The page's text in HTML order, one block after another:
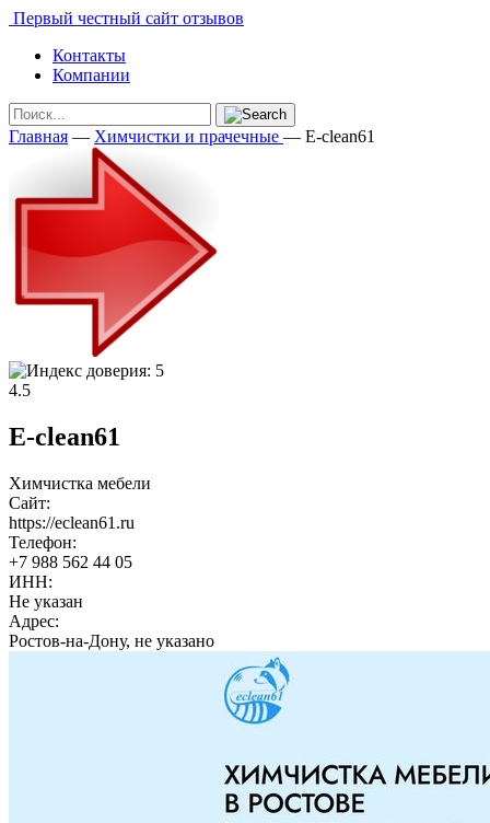
Первый честный сайт отзывов
Контакты
Компании
Главная — Химчистки и прачечные — E-clean61
4.5
E-clean61
Химчистка мебели
Сайт:
https://eclean61.ru
Телефон:
+7 988 562 44 05
ИНН:
Не указан
Адрес:
Ростов-на-Дону, не указано